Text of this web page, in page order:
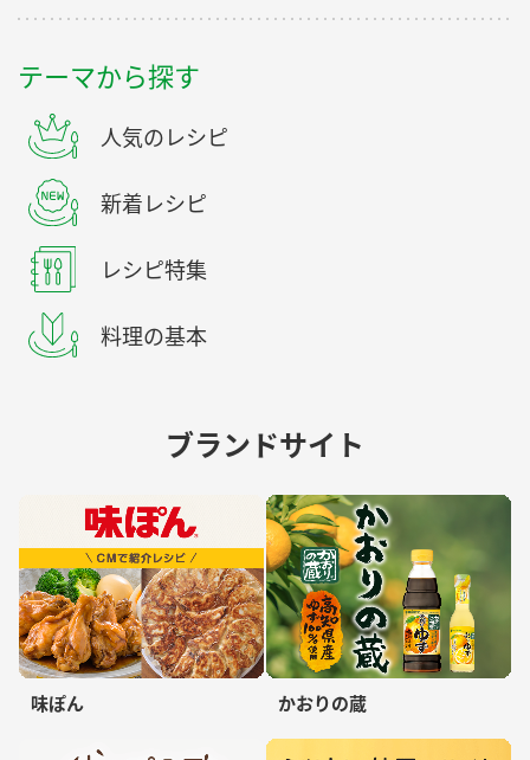
テーマから探す
人気のレシピ
新着レシピ
レシピ特集
料理の基本
ブランドサイト
味ぽん かおりの蔵